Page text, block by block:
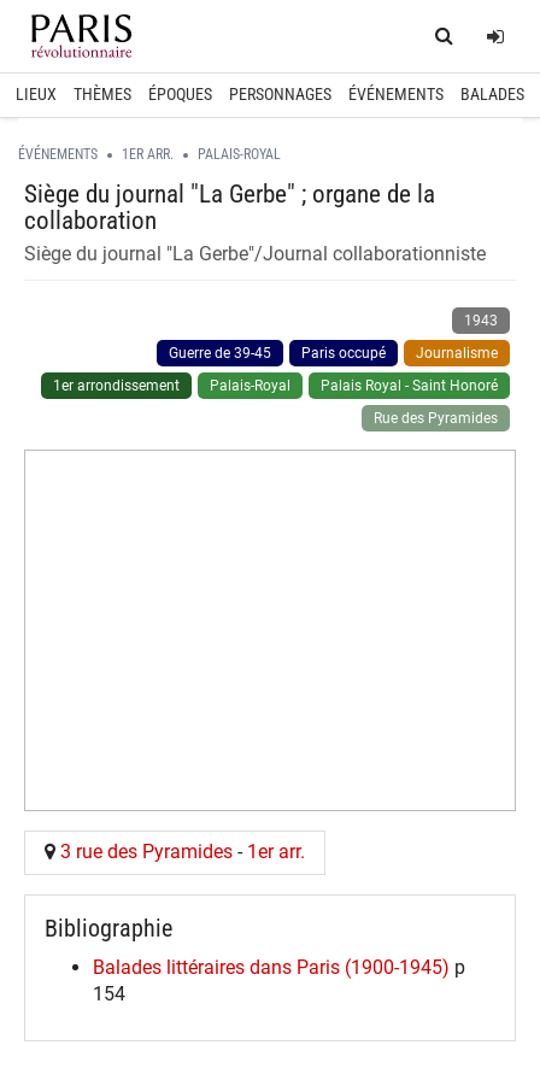
Home
LIEUX THÈMES ÉPOQUES PERSONNAGES ÉVÉNEMENTS BALADES
ÉVÉNEMENTS 1ER ARR. PALAIS-ROYAL
Siège du journal "La Gerbe" ; organe de la
collaboration
Siège du journal "La Gerbe"/Journal collaborationniste
1943
Guerre de 39-45
Paris occupé
Journalisme
1er arrondissement
Palais-Royal
Palais Royal - Saint Honoré
Rue des Pyramides
3 rue des Pyramides - 1er arr.
Bibliographie
Balades littéraires dans Paris (1900-1945) p
154